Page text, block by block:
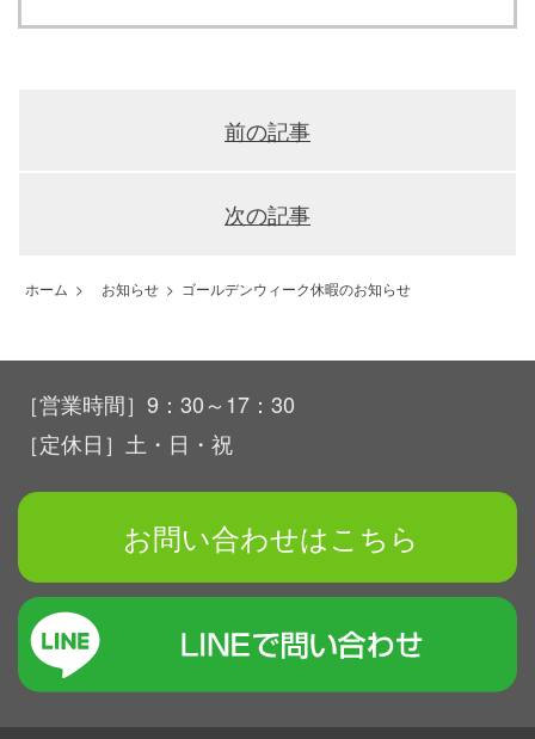
前の記事
次の記事
ホーム > お知らせ > ゴールデンウィーク休暇のお知らせ
［営業時間］9：30～17：30
［定休日］土・日・祝
お問い合わせはこちら